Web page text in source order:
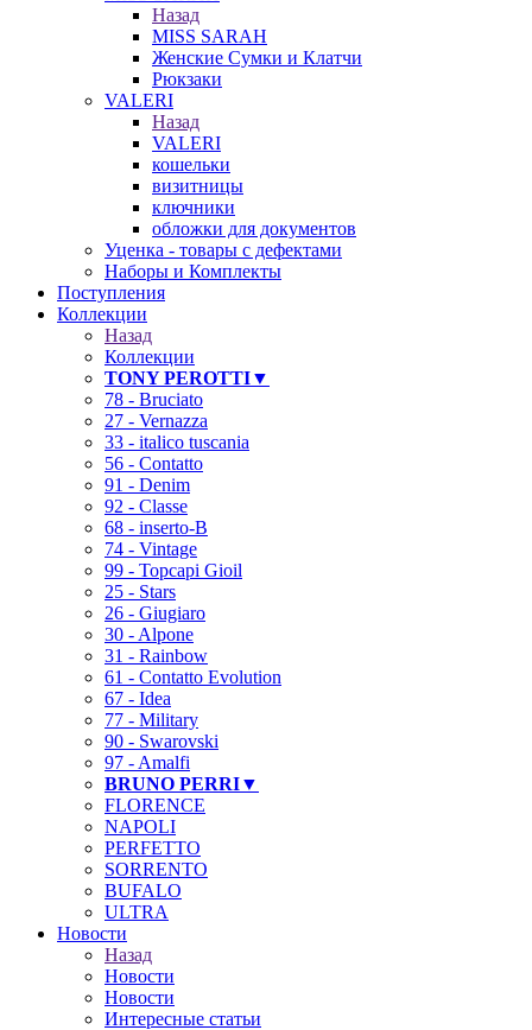
Назад
MISS SARAH
Женские Сумки и Клатчи
Рюкзаки
VALERI
Назад
VALERI
кошельки
визитницы
ключники
обложки для документов
Уценка - товары с дефектами
Наборы и Комплекты
Поступления
Коллекции
Назад
Коллекции
TONY PEROTTI▼
78 - Bruciato
27 - Vernazza
33 - italico tuscania
56 - Contatto
91 - Denim
92 - Classe
68 - inserto-B
74 - Vintage
99 - Topcapi Gioil
25 - Stars
26 - Giugiaro
30 - Alpone
31 - Rainbow
61 - Contatto Evolution
67 - Idea
77 - Military
90 - Swarovski
97 - Amalfi
BRUNO PERRI▼
FLORENCE
NAPOLI
PERFETTO
SORRENTO
BUFALO
ULTRA
Новости
Назад
Новости
Новости
Интересные статьи